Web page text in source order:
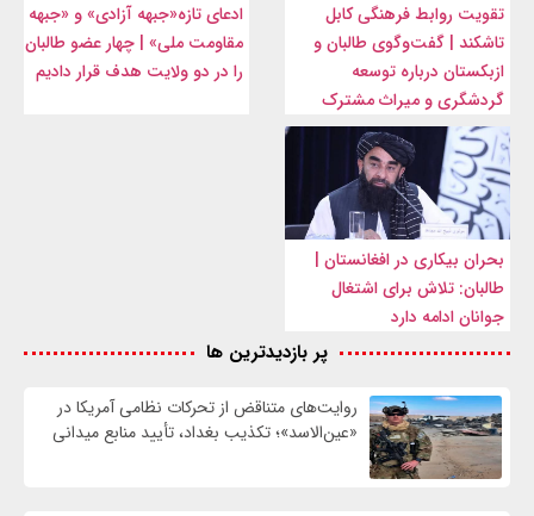
تقویت روابط فرهنگی کابل
تاشکند | گفت‌وگوی طالبان و
ازبکستان درباره توسعه
گردشگری و میراث مشترک
ادعای تازه«جبهه آزادی» و «جبهه
مقاومت ملی» | چهار عضو طالبان
را در دو ولایت هدف قرار دادیم
بحران بیکاری در افغانستان |
طالبان: تلاش برای اشتغال
جوانان ادامه دارد
پر بازدیدترین ها
روایت‌های متناقض از تحرکات نظامی آمریکا در
«عین‌الاسد»؛ تکذیب بغداد، تأیید منابع میدانی